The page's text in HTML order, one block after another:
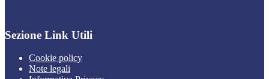
Sezione Link Utili
Cookie policy
Note legali